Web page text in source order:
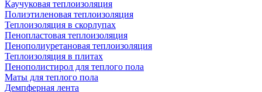
Каучуковая теплоизоляция
Полиэтиленовая теплоизоляция
Теплоизоляция в скорлупах
Пенопластовая теплоизоляция
Пенополиуретановая теплоизоляция
Теплоизоляция в плитах
Пенополистирол для теплого пола
Маты для теплого пола
Демпферная лента